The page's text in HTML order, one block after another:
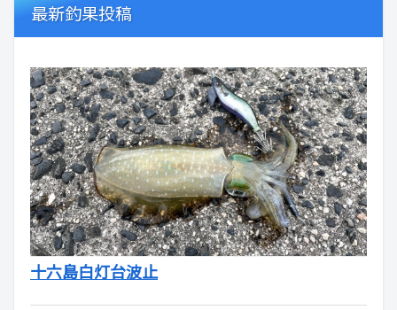
最新釣果投稿
十六島白灯台波止